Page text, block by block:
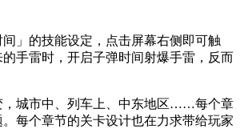
」的技能设定，点击屏幕右侧即可触
手雷时，开启子弹时间射爆手雷，反而
，城市中、列车上、中东地区……每个章
每个章节的关卡设计也在力求带给玩家